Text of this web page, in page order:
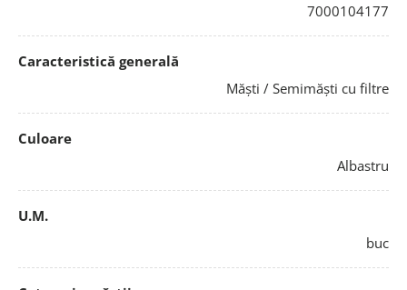
7000104177
Caracteristică generală
Măști / Semimăști cu filtre
Culoare
Albastru
U.M.
buc